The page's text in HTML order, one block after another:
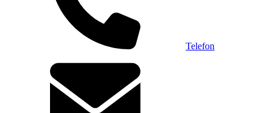
Telefon